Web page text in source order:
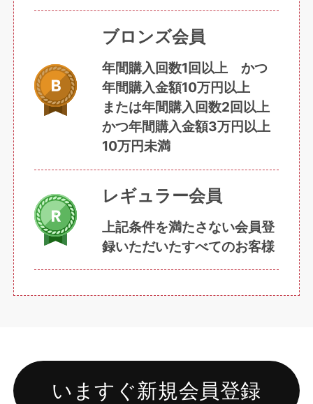
ブロンズ会員
年間購入回数1回以上 かつ
年間購入金額10万円以上
または年間購入回数2回以上
かつ年間購入金額3万円以上
10万円未満
レギュラー会員
上記条件を満たさない会員登
録いただいたすべてのお客様
いますぐ新規会員登録